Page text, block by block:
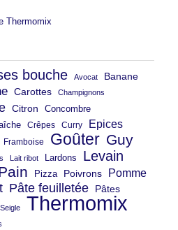
Thermomix
bouche Avocat Banane
Carottes Champignons
Citron Concombre
Crêpes Curry Epices
Framboise Goûter Guy
Lait ribot Lardons Levain
Pizza Poivrons Pomme
Pâte feuilletée Pâtes
Seigle Thermomix